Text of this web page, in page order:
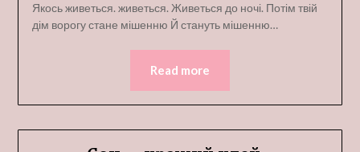
Якось живеться. живеться. Живеться до ночі. Потім твій
дім ворогу стане мішенню Й стануть мішенню…
Read more